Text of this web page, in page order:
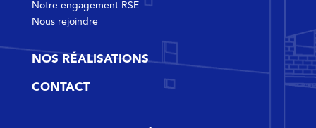
Notre engagement RSE
Nous rejoindre
NOS RÉALISATIONS
CONTACT